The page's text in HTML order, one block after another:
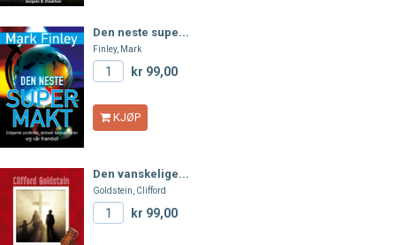
Den neste supe...
Finley, Mark
kr 99,00
KJØP
Den vanskelige...
Goldstein, Clifford
kr 99,00